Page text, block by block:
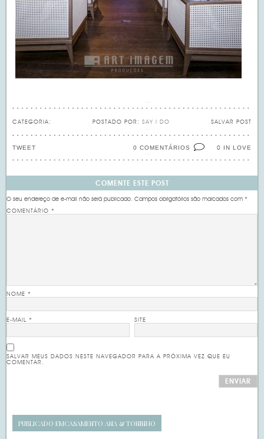
CATEGORIA: SALVAR POST
POSTADO POR: SAY I DO
0 IN LOVE
0 COMENTÁRIOS
TWEET
COMENTE ESTE POST
O seu endereço de e-mail não será publicado. Campos obrigatórios são marcados com*
COMENTÁRIO*
NOME*
E-MAIL* SITE
SALVAR MEUS DADOS NESTE NAVEGADOR PARA A PRÓXIMA VEZ QUE EU
COMENTAR.
PUBLICADO EMCASAMENTO ANA & TONINHO